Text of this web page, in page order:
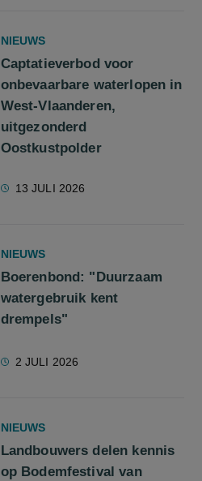
NIEUWS
Captatieverbod voor
onbevaarbare waterlopen in
West-Vlaanderen,
uitgezonderd
Oostkustpolder
13 JULI 2026
NIEUWS
Boerenbond: "Duurzaam
watergebruik kent
drempels"
2 JULI 2026
NIEUWS
Landbouwers delen kennis
op Bodemfestival van